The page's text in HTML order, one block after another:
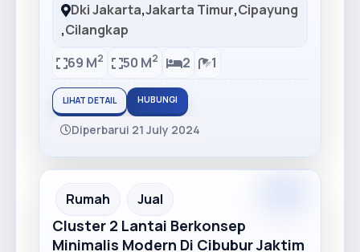
Dki Jakarta,Jakarta Timur,Cipayung
,Cilangkap
69 M2 50 M2 2 1
LIHAT DETAIL HUBUNGI
Diperbarui 21 July 2024
Recommended
Rumah Jual
Cluster 2 Lantai Berkonsep
Minimalis Modern Di Cibubur Jaktim